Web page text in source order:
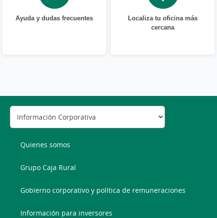
Ayuda y dudas frecuentes
Localiza tu oficina más
cercana
Quienes somos
Grupo Caja Rural
Gobierno corporativo y política de remuneraciones
Información para inversores